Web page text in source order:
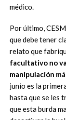
médico.
Por último,
que debe tener
relato que
facultativo no
manipulación
junio es la
hasta que se les
que esta burda